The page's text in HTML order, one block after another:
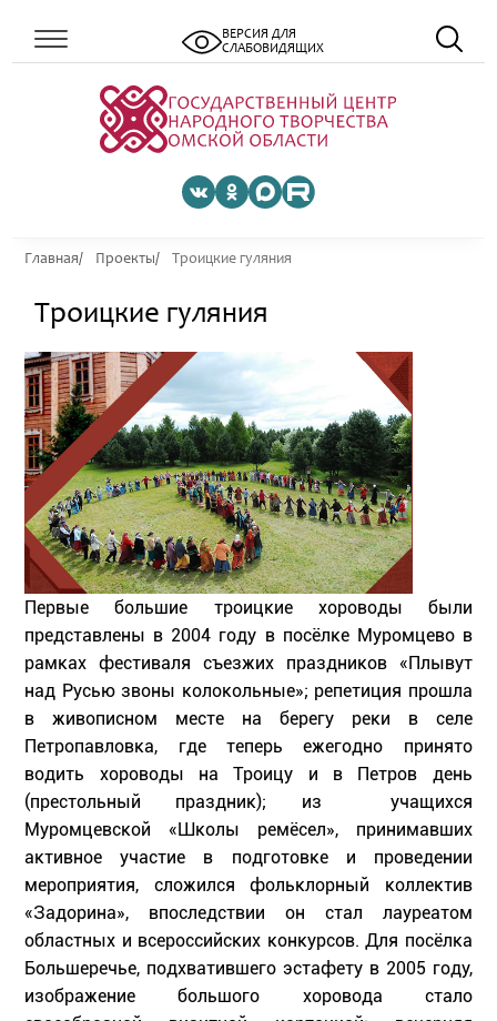
ВЕРСИЯ ДЛЯ
СЛАБОВИДЯЩИХ
Главная Проекты Троицкие гуляния
Троицкие гуляния
Первые большие троицкие хороводы были
представлены в 2004 году в посёлке Муромцево в
рамках фестиваля съезжих праздников «Плывут
над Русью звоны колокольные»; репетиция прошла
в живописном месте на берегу реки в селе
Петропавловка, где теперь ежегодно принято
водить хороводы на Троицу и в Петров день
(престольный праздник); из учащихся
Муромцевской «Школы ремёсел», принимавших
активное участие в подготовке и проведении
мероприятия, сложился фольклорный коллектив
«Задорина», впоследствии он стал лауреатом
областных и всероссийских конкурсов. Для посёлка
Большеречье, подхватившего эстафету в 2005 году,
изображение большого хоровода стало